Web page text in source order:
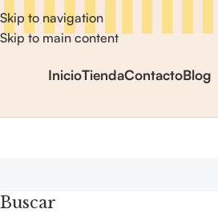
Skip to navigation
Skip to main content
InicioTiendaContactoBlog
Buscar